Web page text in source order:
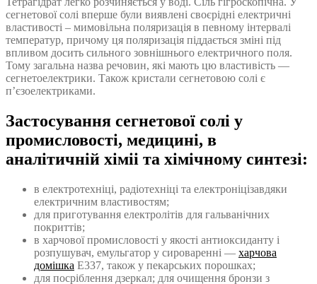
сегнетової солі вперше були виявлені своєрідні електричні
властивості – мимовільна поляризація в певному інтервалі
температур, причому ця поляризація піддається зміні під
впливом досить сильного зовнішнього електричного поля.
Тому загальна назва речовин, які мають цю властивість —
сегнетоелектрики. Також кристали сегнетовою солі є
п’єзоелектриками.
Застосування сегнетової солі у
промисловості, медицині, в
аналітичній хіміі та хімічному синтезі:
в електротехніці, радіотехніці та електроніцізавдяки
електричним властивостям;
для приготування електролітів для гальванічних
покриттів;
в харчової промисловості у якості антиоксиданту і
розпушувач, емульгатор у сироваренні — харчова
домішка Е337, також у пекарських порошках;
для посріблення дзеркал; для очищення бронзи з